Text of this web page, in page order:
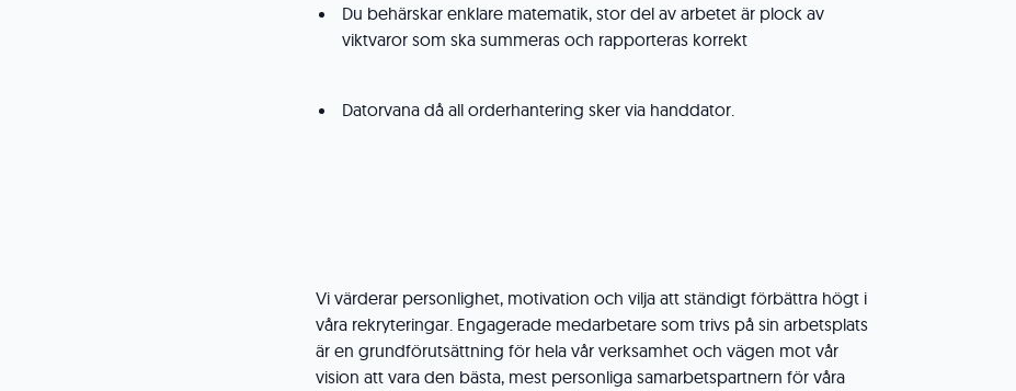
Du behärskar enklare matematik, stor del av arbetet är plock av
viktvaror som ska summeras och rapporteras korrekt
Datorvana då all orderhantering sker via handdator.
Vi värderar personlighet, motivation och vilja att ständigt förbättra högt i
våra rekryteringar. Engagerade medarbetare som trivs på sin arbetsplats
är en grundförutsättning för hela vår verksamhet och vägen mot vår
vision att vara den bästa, mest personliga samarbetspartnern för våra